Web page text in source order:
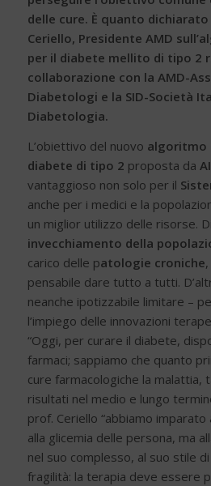
delle cure. È quanto
Ceriello, Presidente AMD
per il diabete mellito di tipo 2
collaborazione con la AMD-
Diabetologi e la SID-Società
Diabetologia.
L’obiettivo del nuovo algoritmo
diabete di tipo 2 proposta da
vantaggioso non solo per il
anche per i medici e la
un miglior utilizzo delle risorse.
invecchiamento della
carico delle patologie croniche
pensabile dare tutto a tutti.
neanche ipotizzabile limitare –
l’impiego delle innovazioni
“Oggi, per curare il diabete,
farmaci; sappiamo che quanto
cure farmacologiche la malattia,
risultati nel medio e lungo
prof. Ceriello “abbiamo
alla glicemia delle persona, ma
nel suo complesso, al suo stile
fragilità: la terapia deve essere